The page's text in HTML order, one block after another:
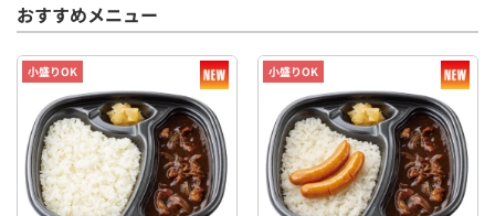
おすすめメニュー
小盛りOK 小盛りOK